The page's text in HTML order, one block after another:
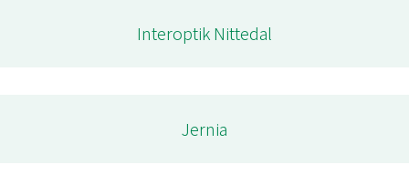
Interoptik Nittedal
Jernia